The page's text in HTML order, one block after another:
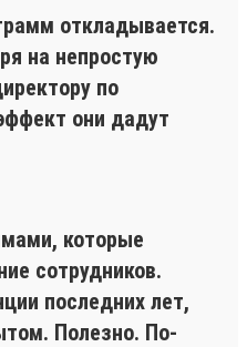
откладывается.
на непростую
по
они дадут
которые
сотрудников.
последних лет,
Полезно. По-